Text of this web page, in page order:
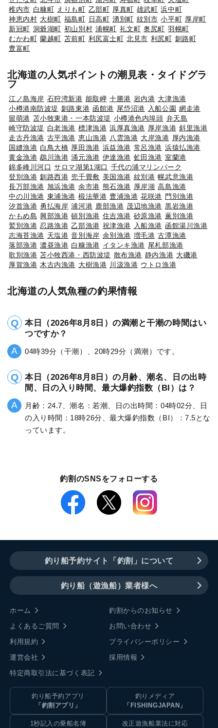
稚内市 白糠町 えりも町 乙部町 厚真町 雄武町 浜中町
神恵内村 大樹町 福島町 日高町 湧別町 紋別市 小平町 厚岸町
新冠町 洞爺湖町 初山別村 浦幌町 礼文町 奥尻町 羽幌町
むかわ町 蘭越町 苫前町 利尻富士町 北見市 利尻町 釧路町
豊富町
北海道の人気ポイントの潮見表・タイドグラ
フ
江ノ島海岸 石狩湾新港 能取岬 十勝港 岩内港 大津漁港
小樽港南防波堤 釧路東港 函館港 尾岱沼港 入船公園 網走港
留萌港 苫小牧東港・一本防波堤 小樽港色内埠頭 弁天島
崎守防波堤 白老漁港 標津漁港 浜厚真漁港 厚岸漁港 斜里漁港
走古丹漁港 古平漁港 恵山漁港 八雲漁港 大岸漁港 厚内漁港
国縫漁港 白鳥大橋 厚田漁港 浜益漁港 常呂漁港 浜猿払漁港
黄金漁港 鵡川漁港 涌元漁港 伊達漁港 虻田漁港 室蘭港
錦多峰川河口 サロマ湖第1湖口 千代の浦マリンパーク
登別漁港 釧路西港 兜千畳敷 美国漁港 紋別港 幌武意漁港
長万部漁港 旭浜漁港 余市港 熊石漁港 厚岸湖 高島漁港
中の川漁港 東浦漁港 椴法華港 豊浦漁港 花咲港 門別漁港
汐首漁港 勇払海岸 浦河港 鹿部漁港 茂辺地漁港 黒岩漁港
かもめ島 興部漁港 頓別漁港 住吉漁港 砂原漁港 薫別漁港
鷲別漁港 忍路漁港 乙部漁港 祝津漁港 入船漁港 函館湯川漁港
志海苔漁港 天塩港 音別海岸 余別漁港 増毛港 古潭漁港
落部漁港 濃昼漁港 白糠漁港 イタンキ漁港 尾札部漁港
歌別漁港 苫小牧西港・西防波堤 散布漁港 静内漁港 大磯港
厚賀漁港 木古内漁港 大樹漁港 川汲漁港 ウトロ漁港
北海道の人気魚種の釣果情報
本日（2026年8月8日）の満潮と干潮の時間はい
つですか？
04時39分（干潮）、20時29分（満潮）です。
本日（2026年8月8日）の月齢、潮名、日の出時
間、日の入り時間、最大爆釣指数（BI）は？
月齢：24.7、潮名：若潮、日の出時間：04時02分、日
の入り時間：18時26分、最大爆釣指数（BI）：7.5とな
っています。
釣割のSNSをフォローする
釣り船予約サイト「釣割」について
釣り船（遊漁船）業者様へ
ホーム
釣割からのお知らせ
よくあるご質問
お問い合わせ
利用規約
プライバシーポリシー
運営会社
採用情報
特定商取引法に基づく表記
釣り船予約アプリ
「釣割アプリ」
釣りメディア
「FISHINGJAPAN」
1秒記入の乗船名簿
改正遊漁船業法に対応